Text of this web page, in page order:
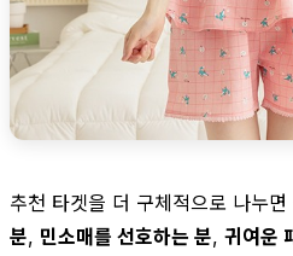
추천 타겟을 더 구체적으로 나누면
분, 민소매를 선호하는 분, 귀여운